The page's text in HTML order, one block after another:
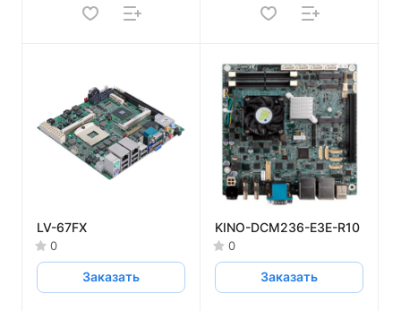
LV-67FX
0
Заказать
KINO-DCM236-E3E-R10
0
Заказать